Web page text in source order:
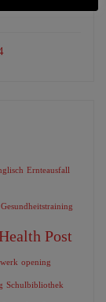
Ernteausfall
Gesundheitstraining
Post
opening
Schulbibliothek